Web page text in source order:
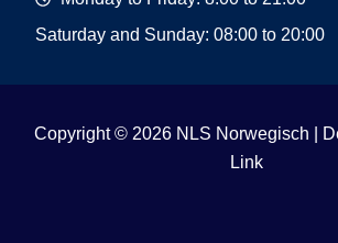
Saturday and Sunday: 08:00 to 20:00
Copyright © 2026 NLS Norwegisch |
Link